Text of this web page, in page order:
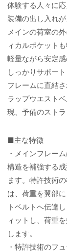
体験する人々に応
装備の出し入れ
メインの荷室の
ィカルポケットも
軽量ながら安定
しっかりサポート
フレームに直結
ラップウエスト
現、予備のストラ
■主な特徴
・メインフレー
構造を補強する
ます。特許技術
は、荷重を翼部
トベルトへ伝達
ィットし、荷重
します。
・特許技術のフ